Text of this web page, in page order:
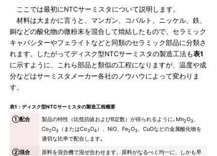
ここでは最初にNTCサーミスタについて説明します。
材料は大まかに言うと、マンガン、コバルト、ニッケル、鉄、
銅などの酸化物の微粉末を混合して焼結したもので、セラミック
キャパシターやフェライトなどと同類のセラミック部品に分類さ
れます。したがってディスク型NTCサーミスタの製造工法も表1
に示すように、これら部品と類似の工程になりますが、温度や成
分などはサーミスタメーカー各社のノウハウによって変わりま
す。
表1：ディスク型NTCサーミスタの製造工程概要
①配合 製品の特性（比抵抗値およびB定数）が得られるように､Mn2O3、
Co2O3 （またはCo3O4）、NiO、Fe2O3、CuOなどの金属酸化物を
適切な比率で配合します｡
②混合
原料を混合機で混ぜ合わせます。原料がなるべく均一に、しかも早